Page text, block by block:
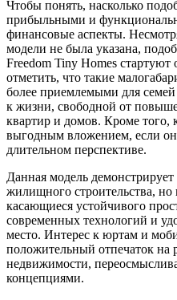
Чтобы понять, насколько
прибыльными и
финансовые аспекты.
модели не была указана,
Freedom Tiny Homes
отметить, что такие
более приемлемыми для
к жизни, свободной от
квартир и домов. Кроме того,
выгодным вложением, если
длительном перспективе.
Данная модель
жилищного строительства,
касающиеся устойчивого
современных технологий и
место. Интерес к юртам и
положительный отпечаток на
недвижимости,
концепциями.